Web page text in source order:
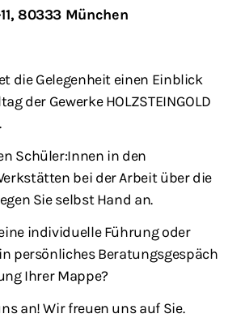
11, 80333 München
die Gelegenheit einen Einblick
der Gewerke HOLZSTEINGOLD
Schüler:Innen in den
bei der Arbeit über die
Sie selbst Hand an.
individuelle Führung oder
persönliches Beratungsgespäch
Ihrer Mappe?
an! Wir freuen uns auf Sie.